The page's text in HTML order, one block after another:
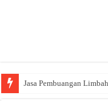
Jasa Pembuangan